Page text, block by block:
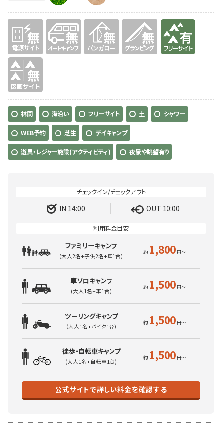
無 無 有り
無
林間 海沿い フリーサイト 土 シャワー
WEB予約 芝生 デイキャンプ
遊具・レジャー施設(アクティビティ) 夜景や眺望有り
IN 14:00 OUT 10:00
ファミリーキャンプ
(大人2名+子供2名+車1台) 1,800
車ソロキャンプ
(大人1名+車1台) 1,500
ツーリングキャンプ
(大人1名+バイク1台) 1,500
徒歩・自転車キャンプ
(大人1名+自転車1台) 1,500
公式サイトで詳しい料金を確認する